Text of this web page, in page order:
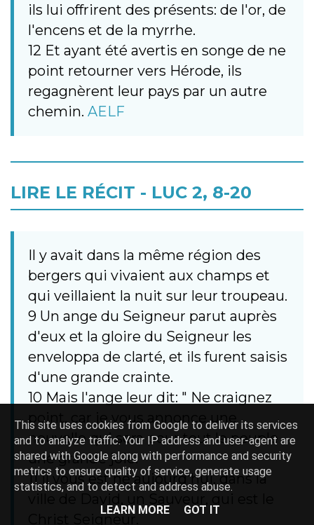
ils lui offrirent des présents: de l'or, de
l'encens et de la myrrhe.
12 Et ayant été avertis en songe de ne
point retourner vers Hérode, ils
regagnèrent leur pays par un autre
chemin. AELF
LIRE LE RÉCIT - LUC 2, 8-20
Il y avait dans la même région des
bergers qui vivaient aux champs et
qui veillaient la nuit sur leur troupeau.
9 Un ange du Seigneur parut auprès
d'eux et la gloire du Seigneur les
enveloppa de clarté, et ils furent saisis
d'une grande crainte.
10 Mais l'ange leur dit: " Ne craignez
point, car je vous annonce une
nouvelle qui sera pour tout le peuple
une grande joie:
11 il vous est né aujourd'hui, dans la
Christ Seigneur.
This site uses cookies from Google to deliver its services
and to analyze traffic. Your IP address and user-agent are
shared with Google along with performance and security
metrics to ensure quality of service, generate usage
statistics, and to detect and address abuse.
LEARN MORE
GOT IT